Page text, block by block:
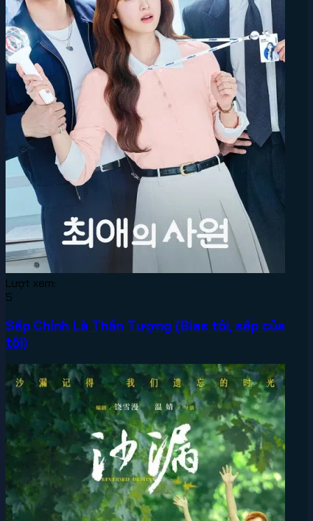
Lượt xem:
5
Sếp Chính Là Thần Tượng (Bias tôi, sếp của
tôi)